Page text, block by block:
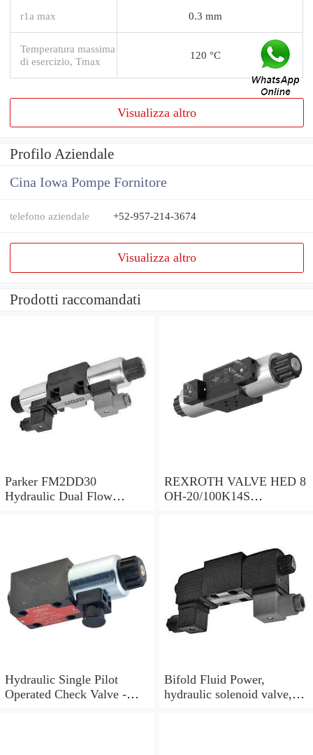
r1a max 0.3 mm
Temperatura massima
di esercizio, Tmax
120 °C
Visualizza altro
Profilo Aziendale
Cina Iowa Pompe Fornitore
telefono aziendale +52-957-214-3674
Visualizza altro
Prodotti raccomandati
Parker FM2DD30
Hydraulic Dual Flow
REXROTH VALVE HED 8
OH-20/100K14S
Hydraulic Single Pilot
Operated Check Valve -
Bifold Fluid Power,
hydraulic solenoid valve,